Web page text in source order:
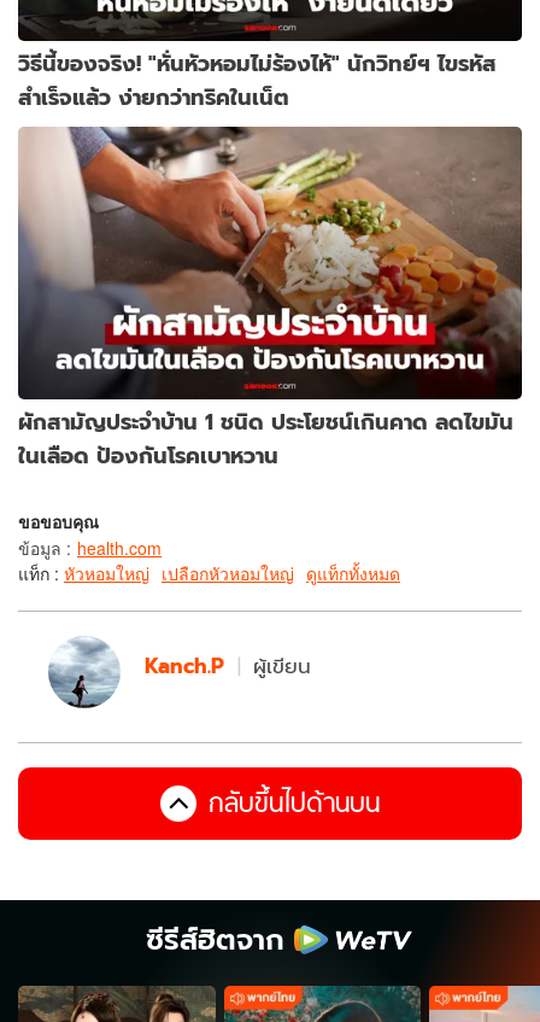
วิธีนี้ของจริง! "หั่นหัวหอมไม่ร้องไห้" นักวิทย์ฯ ไขรหัส
สำเร็จแล้ว ง่ายกว่าทริคในเน็ต
ผักสามัญประจำบ้าน 1 ชนิด ประโยชน์เกินคาด ลดไขมัน
ในเลือด ป้องกันโรคเบาหวาน
ขอขอบคุณ
ข้อมูล : health.com
แท็ก : หัวหอมใหญ่ เปลือกหัวหอมใหญ่ ดูแท็กทั้งหมด
Kanch.P ผู้เขียน
กลับขึ้นไปด้านบน
ซีรีส์ฮิตจาก